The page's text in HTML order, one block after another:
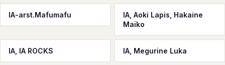
IA-arst.Mafumafu
IA, Aoki Lapis, Hakaine
Maiko
IA, IA ROCKS IA, Megurine Luka